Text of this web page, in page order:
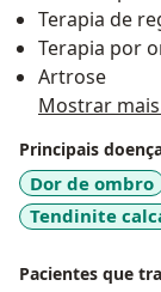
Terapia de
Terapia por
Artrose
Mostrar
Principais
Dor de ombro
Tendinite
Pacientes que